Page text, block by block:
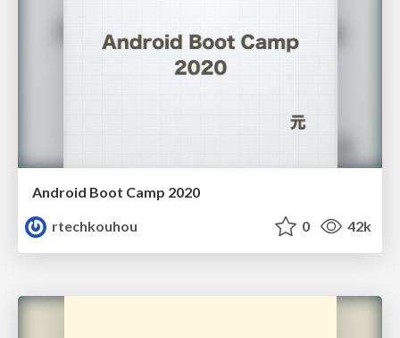
Android Boot Camp 2020
rtechkouhou
0 42k